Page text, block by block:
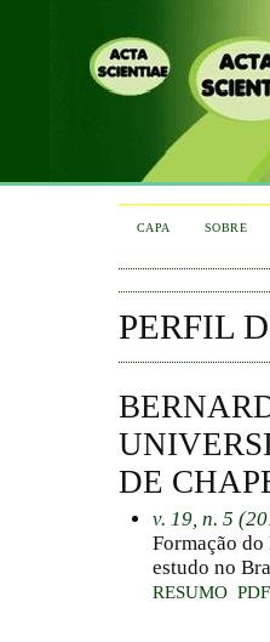
CAPA SOBRE
PERFIL
DE
v. 19, n. 5
Formação
estudo no
RESUMO PDF